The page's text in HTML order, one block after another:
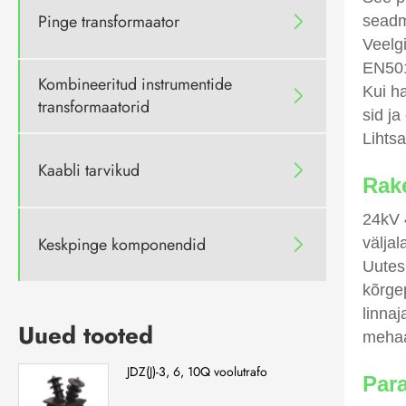
Pinge transformaator 
Kombineeritud instrumentide
transformaatorid

Kaabli tarvikud 
Keskpinge komponendid 
Uued tooted
JDZ(J)-3, 6, 10Q voolutrafo
Kui
sid ja
24kV